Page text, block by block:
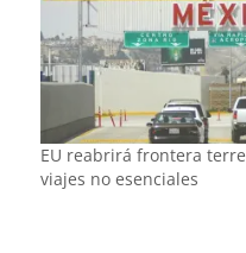
EU reabrirá frontera
viajes no esenciales